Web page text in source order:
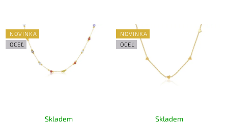
NOVINKA
OCEĽ
Skladem
NOVINKA
OCEĽ
Skladem